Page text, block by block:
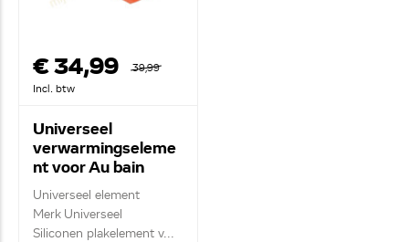
€ 34,99
39,99
Incl. btw
Universeel
verwarmingseleme
nt voor Au bain
marie 4119 560401
290x175mm
Universeel element
Merk Universeel
Siliconen plakelement v...